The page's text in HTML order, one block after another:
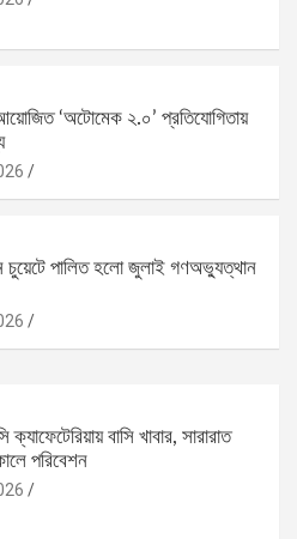
‘অটোমেক ২.০’ প্রতিযোগিতায়
চুয়েটে পালিত হলো জুলাই গণঅভ্যুত্থান
ক্যাফেটেরিয়ায় বাসি খাবার, সারারাত
পরিবেশন